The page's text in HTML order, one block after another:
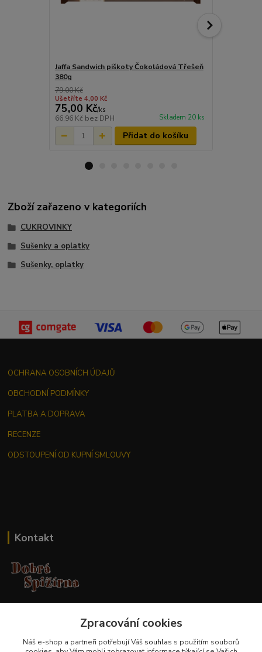
Jaffa Sandwich piškoty Čokoládová Třešeň
380g
79,00 Kč
Ušetříte 4,00 Kč
75,00 Kč/ks
66,96 Kč bez DPH Skladem 20 ks
Přidat do košíku
Zboží zařazeno v kategoriích
CUKROVINKY
Sušenky a oplatky
Sušenky, oplatky
OCHRANA OSOBNÍCH ÚDAJŮ
OBCHODNÍ PODMÍNKY
PLATBA A DOPRAVA
RECENZE
ODSTOUPENÍ OD KUPNÍ SMLOUVY
Kontakt
+420 737 551 994Zpracování cookies
Náš e-shop a partneři potřebují Váš souhlas s použitím souborů